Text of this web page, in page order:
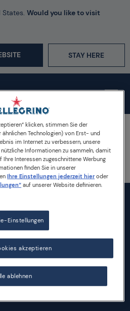
States. Would you like to visit
STAY HERE
mit Kohlensäure versetzt -
oppeto
Produkte
klicken, stimmen Sie der
Technologien) von Erst- und
im Internet zu verbessern, unsere
Informationen zu sammeln, damit
Ihre Interessen zugeschnittene Werbung
finden Sie in unserer
Ihre Einstellungen jederzeit hier oder
auf unserer Website definieren.
Einstellungen
ablehnen
akzeptieren